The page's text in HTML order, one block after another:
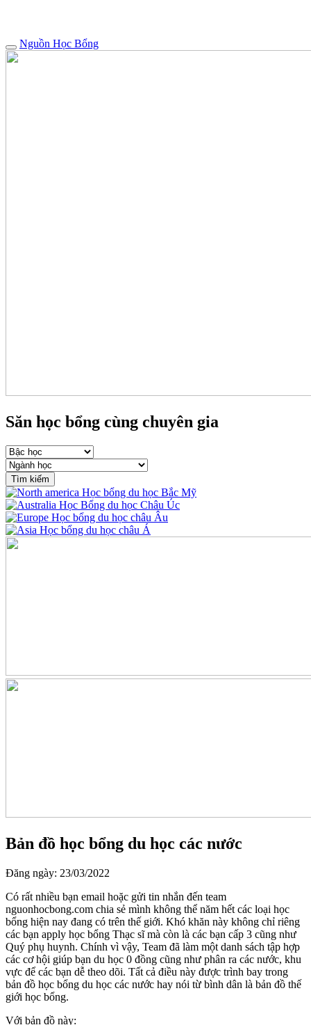
Nguồn Học Bổng
Săn học bổng cùng chuyên gia
Tìm kiếm
Học bổng du học Bắc Mỹ
Học Bổng du học Châu Úc
Học bổng du học châu Âu
Học bổng du học châu Á
Bản đồ học bổng du học các nước
Đăng ngày: 23/03/2022
Có rất nhiều bạn email hoặc gửi tin nhắn đến team
nguonhocbong.com chia sẻ mình không thể năm hết các loại học
bổng hiện nay đang có trên thế giới. Khó khăn này không chỉ riêng
các bạn apply học bổng Thạc sĩ mà còn là các bạn cấp 3 cũng như
Quý phụ huynh. Chính vì vậy, Team đã làm một danh sách tập hợp
các cơ hội giúp bạn du học 0 đồng cũng như phân ra các nước, khu
vực để các bạn dễ theo dõi. Tất cả điều này được trình bay trong
bản đồ học bổng du học các nước hay nói từ bình dân là bản đồ thế
giới học bổng.
Với bản đồ này: